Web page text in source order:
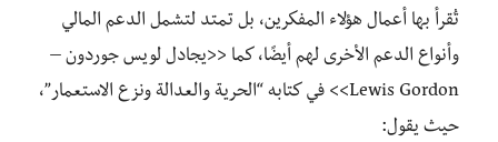
تُقرأ بها أعمال هؤلاء المفكرين، بل تمتد لتشمل الدعم المالي
وأنواع الدعم الأخرى لهم أيضًا، كما <<يجادل لويس جوردون –
Lewis Gordon>> في كتابه “الحرية والعدالة ونزع الاستعمار”،
حيث يقول: